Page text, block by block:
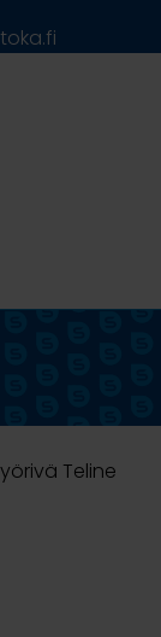
Teline